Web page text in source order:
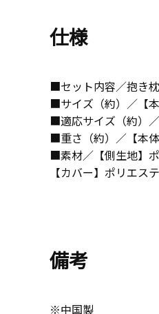
仕様
■セット内容／抱き
■サイズ（約）／【
■適応サイズ（約）
■重さ（約）／【本
■素材／【側生地】
【カバー】ポリエス
備考
※中国製